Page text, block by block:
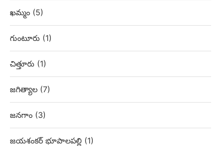
ఖమ్మం (5)
గుంటూరు (1)
చిత్తూరు (1)
జగిత్యాల (7)
జనగాం (3)
జయశంకర్ భూపాలపల్లి (1)